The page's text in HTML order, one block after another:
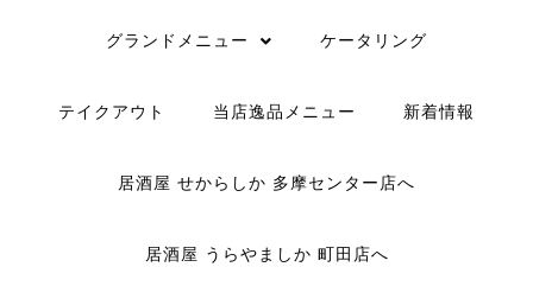
グランドメニュー ケータリング
テイクアウト 当店逸品メニュー 新着情報
居酒屋 せからしか 多摩センター店へ
居酒屋 うらやましか 町田店へ